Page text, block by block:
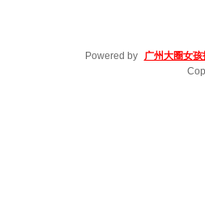
Powered by
广州大圈女孩